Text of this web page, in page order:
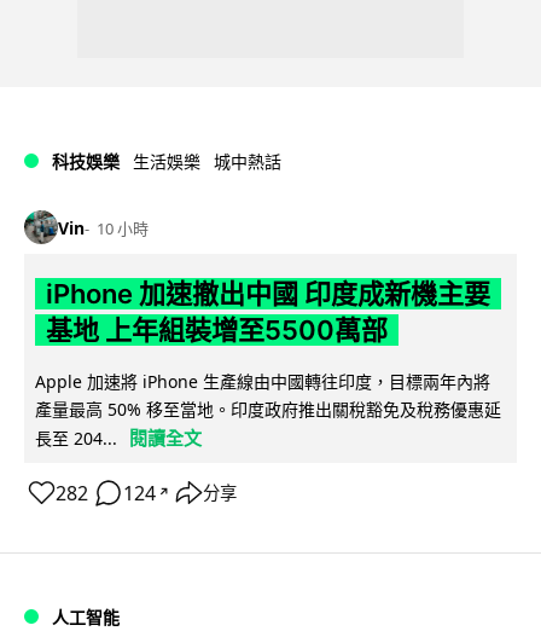
科技娛樂 生活娛樂 城中熱話
Vin 10 小時
iPhone 加速撤出中國 印度成新機主要
基地 上年組裝增至5500萬部
Apple 加速將 iPhone 生產線由中國轉往印度，目標兩年內將
產量最高 50% 移至當地。印度政府推出關稅豁免及稅務優惠延
長至 204...
閱讀全文
282 124 ↗ 分享
人工智能